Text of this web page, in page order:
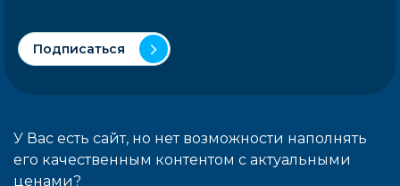
Подписаться
У Вас есть сайт, но нет возможности наполнять
его качественным контентом с актуальными
ценами?